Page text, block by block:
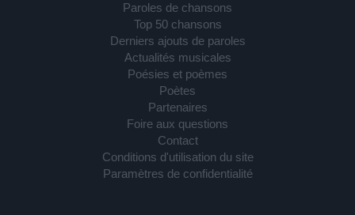
Paroles de chansons
Top 50 chansons
Derniers ajouts de paroles
Actualités musicales
Poésies et poèmes
Poètes
Partenaires
Foire aux questions
Contact
Conditions d'utilisation du site
Paramètres de confidentialité